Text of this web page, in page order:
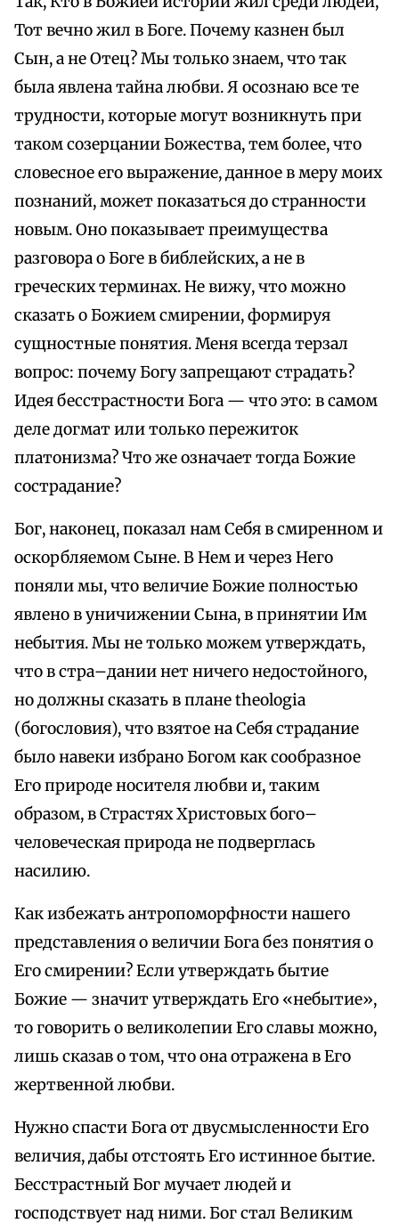
Тот вечно жил в Боге. Почему казнен был
Сын, а не Отец? Мы только знаем, что так
была явлена тайна любви. Я осознаю все те
трудности, которые могут возникнуть при
таком созерцании Божества, тем более, что
словесное его выражение, данное в меру моих
познаний, может показаться до странности
новым. Оно показывает преимущества
разговора о Боге в библейских, а не в
греческих терминах. Не вижу, что можно
сказать о Божием смирении, формируя
сущностные понятия. Меня всегда терзал
вопрос: почему Богу запрещают страдать?
Идея бесстрастности Бога — что это: в самом
деле догмат или только пережиток
платонизма? Что же означает тогда Божие
сострадание?
Бог, наконец, показал нам Себя в смиренном и
оскорбляемом Сыне. В Нем и через Него
поняли мы, что величие Божие полностью
явлено в уничижении Сына, в принятии Им
небытия. Мы не только можем утверждать,
что в стра–дании нет ничего недостойного,
но должны сказать в плане theologia
(богословия), что взятое на Себя страдание
было навеки избрано Богом как сообразное
Его природе носителя любви и, таким
образом, в Страстях Христовых бого–
человеческая природа не подверглась
насилию.
Как избежать антропоморфности нашего
представления о величии Бога без понятия о
Его смирении? Если утверждать бытие
Божие — значит утверждать Его «небытие»,
то говорить о великолепии Его славы можно,
лишь сказав о том, что она отражена в Его
жертвенной любви.
Нужно спасти Бога от двусмысленности Его
величия, дабы отстоять Его истинное бытие.
Бесстрастный Бог мучает людей и
господствует над ними. Бог стал Великим